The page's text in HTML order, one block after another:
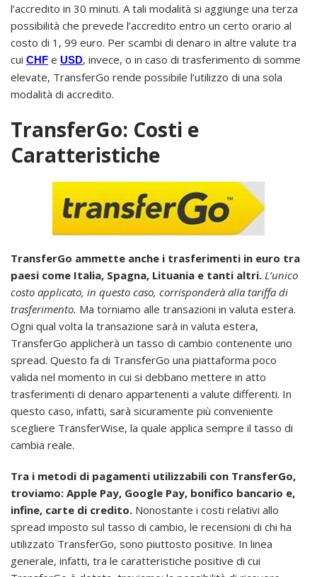
l’accredito in 30 minuti. A tali modalità si aggiunge una terza
possibilità che prevede l’accredito entro un certo orario al
costo di 1, 99 euro. Per scambi di denaro in altre valute tra
cui CHF e USD, invece, o in caso di trasferimento di somme
elevate, TransferGo rende possibile l’utilizzo di una sola
modalità di accredito.
TransferGo: Costi e
Caratteristiche
TransferGo ammette anche i trasferimenti in euro tra
paesi come Italia, Spagna, Lituania e tanti altri. L’unico
costo applicato, in questo caso, corrisponderà alla tariffa di
trasferimento. Ma torniamo alle transazioni in valuta estera.
Ogni qual volta la transazione sarà in valuta estera,
TransferGo applicherà un tasso di cambio contenente uno
spread. Questo fa di TransferGo una piattaforma poco
valida nel momento in cui si debbano mettere in atto
trasferimenti di denaro appartenenti a valute differenti. In
questo caso, infatti, sarà sicuramente più conveniente
scegliere TransferWise, la quale applica sempre il tasso di
cambia reale.
Tra i metodi di pagamenti utilizzabili con TransferGo,
troviamo: Apple Pay, Google Pay, bonifico bancario e,
infine, carte di credito. Nonostante i costi relativi allo
spread imposto sul tasso di cambio, le recensioni di chi ha
utilizzato TransferGo, sono piuttosto positive. In linea
generale, infatti, tra le caratteristiche positive di cui